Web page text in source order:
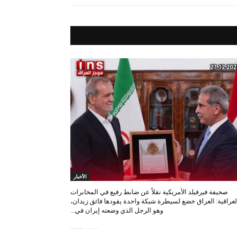
الأخبار
صحيفة فيرفيلد الأمريكية نقلاً عن ضابط رفيع في المخابرات
العراقية: العراق خضع لسيطرة شبكة واحدة يقودها فائق زيدان،
وهو الرجل الذي وضعته إيران في...